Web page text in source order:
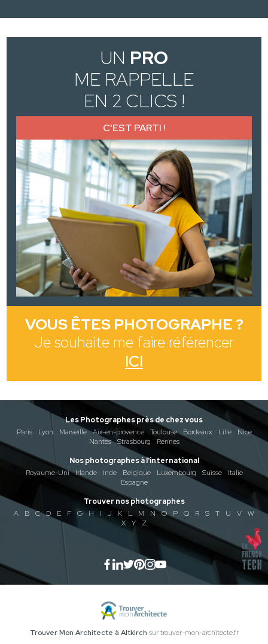
UN PRO
ME RAPPELLE
EN 2 CLICS !
C'EST PARTI !
VOUS ÊTES PHOTOGRAPHE ?
Je souhaite me faire référencer
ICI
Les Photographes près de chez vous
Paris
Lyon Marseille Aix-en-provence Toulouse Bordeaux Lille
Nice
Nantes
Strasbourg
Rennes
Nos photographes à l'international
Royaume-Uni
Irlande Inde Belgique Luxembourg Suisse
Italie
Espagne
Trouver nos photographes
A
B C D E F G H I J K L M N O P Q R S T U V
W
X
Y Z
Trouver Mon Architecte à Altkirch sur trouver-mon-architecte.fr